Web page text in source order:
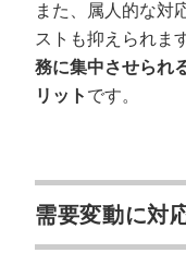
また、属人的な対
ストも抑えられま
務に集中させられ
リット です。
需要変動に対